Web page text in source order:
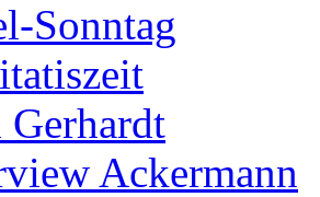
Sonntag
Gerhardt
Ackermann